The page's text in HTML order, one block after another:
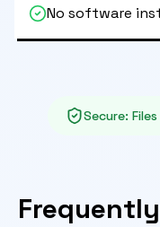
No software
Secure: